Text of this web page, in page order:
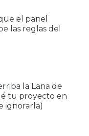
el panel
las reglas del
la Lana de
tu proyecto en
ignorarla)